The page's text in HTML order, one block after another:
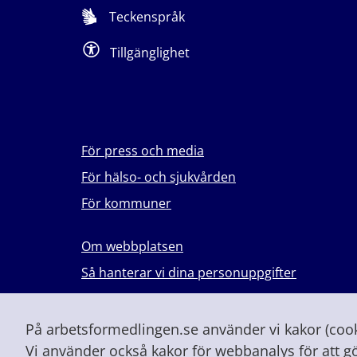
På arbetsformedlingen.se använder vi kakor
Vi använder också kakor för webbanalys för att
Teckenspråk
Tillgänglighet
För press och media
För hälso- och sjukvården
För kommuner
Om webbplatsen
Så hanterar vi dina personuppgifter
Lever du med våld i en nära relation?
Vid höjd beredskap och krig